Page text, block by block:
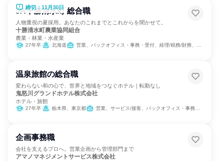
締切：11月30日
JA十勝清水町 総合職
人物重視の夏採用。あなたのこれまでとこれからを聞かせて。
十勝清水町農業協同組合
農業・林業・水産業
27年卒 北海道 営業、バックオフィス・事務・受付、経理/税務/財務、組織運営管理・公務員・事務系職種、農林水産鉱業職種
温泉旅館の総合職
変わらない和の心で、世界と地域をつなぐホテル｜転勤なし
鬼怒川グランドホテル株式会社
ホテル・旅館
27年卒 栃木県、東京都 営業、サービス/接客、バックオフィス・事務・受付
企画事務職
会社を支えるプロへ。営業企画から管理部門まで
アマノマネジメントサービス株式会社